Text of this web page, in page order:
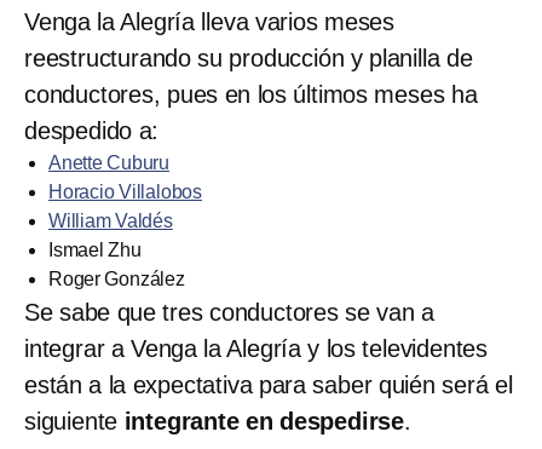
Venga la Alegría lleva varios meses
reestructurando su producción y planilla de
conductores, pues en los últimos meses ha
despedido a:
Anette Cuburu
Horacio Villalobos
William Valdés
Ismael Zhu
Roger González
Se sabe que tres conductores se van a
integrar a Venga la Alegría y los televidentes
están a la expectativa para saber quién será el
siguiente integrante en despedirse.